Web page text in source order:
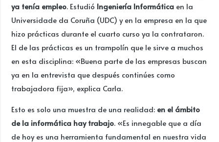
ya tenía empleo. Estudió Ingeniería Informáticaen la
Universidade da Coruña (UDC) y en la empresa en la que
hizo prácticas durante el cuarto curso ya la contrataron.
El de las prácticas es un trampolín que le sirve a muchos
en esta disciplina: «Buena parte de las empresas buscan
ya en la entrevista que después continúes como
trabajadora fija», explica Carla.
Esto es solo una muestra de una realidad: en el ámbito
de la informática hay trabajo. «Es innegable que a día
de hoy es una herramienta fundamental en nuestra vida